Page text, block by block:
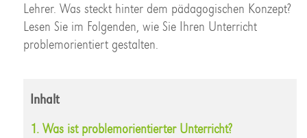
Lehrer. Was steckt hinter dem pädagogischen Konzept?
Lesen Sie im Folgenden, wie Sie Ihren Unterricht
problemorientiert gestalten.
Inhalt
1. Was ist problemorientierter Unterricht?